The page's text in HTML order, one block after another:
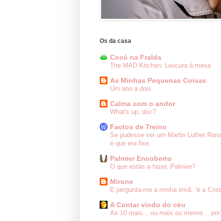
Os da casa
Cocó na Fralda
The MAD Kitchen: Loucura à mesa
As Minhas Pequenas Coisas
Um ano a dois
Calma com o andor
What's up, doc?
Factos de Treino
Se pudesse ser um Martin Luther
é que era fixe.
Palmier Encoberto
O que estás a fazer, Palmier?
Mirone
E pergunta-me a minha irmã: “é a
A Contar vindo do cėu
As 10 mais... ou mais ou menos...